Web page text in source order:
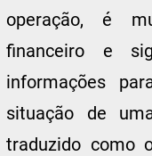
operação, é
financeiro e
informações
situação de
traduzido como